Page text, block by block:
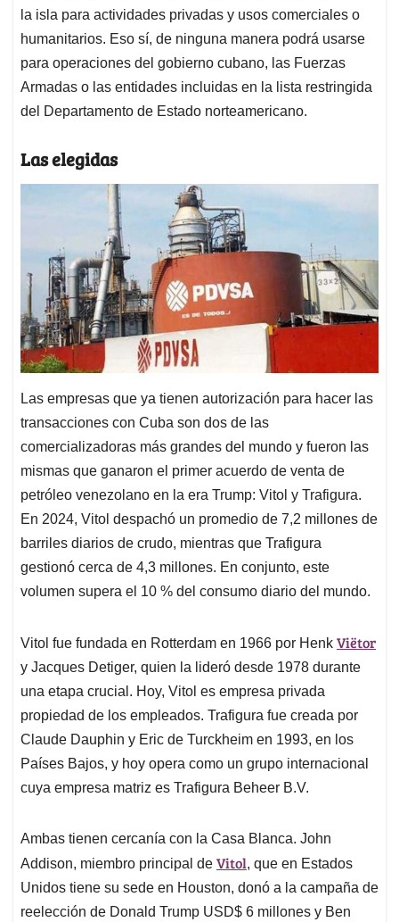
la isla para actividades privadas y usos comerciales o
humanitarios. Eso sí, de ninguna manera podrá usarse
para operaciones del gobierno cubano, las Fuerzas
Armadas o las entidades incluidas en la lista restringida
del Departamento de Estado norteamericano.
Las elegidas
Las empresas que ya tienen autorización para hacer las
transacciones con Cuba son dos de las
comercializadoras más grandes del mundo y fueron las
mismas que ganaron el primer acuerdo de venta de
petróleo venezolano en la era Trump: Vitol y Trafigura.
En 2024, Vitol despachó un promedio de 7,2 millones de
barriles diarios de crudo, mientras que Trafigura
gestionó cerca de 4,3 millones. En conjunto, este
volumen supera el 10 % del consumo diario del mundo.
Vitol fue fundada en Rotterdam en 1966 por Henk Viëtor
y Jacques Detiger, quien la lideró desde 1978 durante
una etapa crucial. Hoy, Vitol es empresa privada
propiedad de los empleados. Trafigura fue creada por
Claude Dauphin y Eric de Turckheim en 1993, en los
Países Bajos, y hoy opera como un grupo internacional
cuya empresa matriz es Trafigura Beheer B.V.
Ambas tienen cercanía con la Casa Blanca. John
Addison, miembro principal de Vitol, que en Estados
Unidos tiene su sede en Houston, donó a la campaña de
reelección de Donald Trump USD$ 6 millones y Ben